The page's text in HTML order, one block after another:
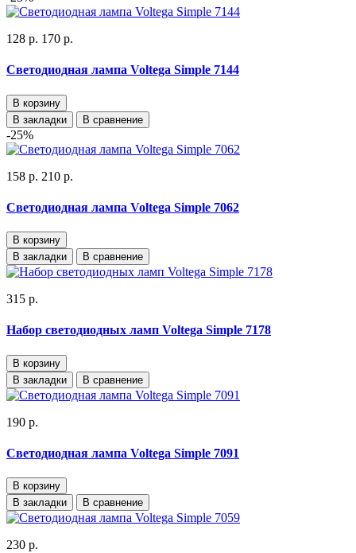
128 р. 170 р.
Светодиодная лампа Voltega Simple 7144
В корзину
В закладки
В сравнение
-25%
158 р. 210 р.
Светодиодная лампа Voltega Simple 7062
В корзину
В закладки
В сравнение
315 р.
Набор светодиодных ламп Voltega Simple 7178
В корзину
В закладки
В сравнение
190 р.
Светодиодная лампа Voltega Simple 7091
В корзину
В закладки
В сравнение
230 р.